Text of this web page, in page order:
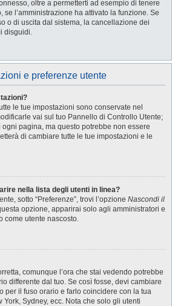
oltre a permetterti ad esempio di tenere
se l’amministrazione ha attivato la funzione. Se
o di uscita dal sistema, la cancellazione dei
disguidi.
e preferenze utente
le tue impostazioni sono conservate nel
vai sul tuo Pannello di Controllo Utente;
pagina, ma questo potrebbe non essere
di cambiare tutte le tue impostazioni e le
nella lista degli utenti in linea?
sotto “Preferenze”, trovi l’opzione Nascondi il
opzione, apparirai solo agli amministratori e
come utente nascosto.
comunque l’ora che stai vedendo potrebbe
differente dal tuo. Se così fosse, devi cambiare
per il fuso orario e farlo coincidere con la tua
Sydney, ecc. Nota che solo gli utenti